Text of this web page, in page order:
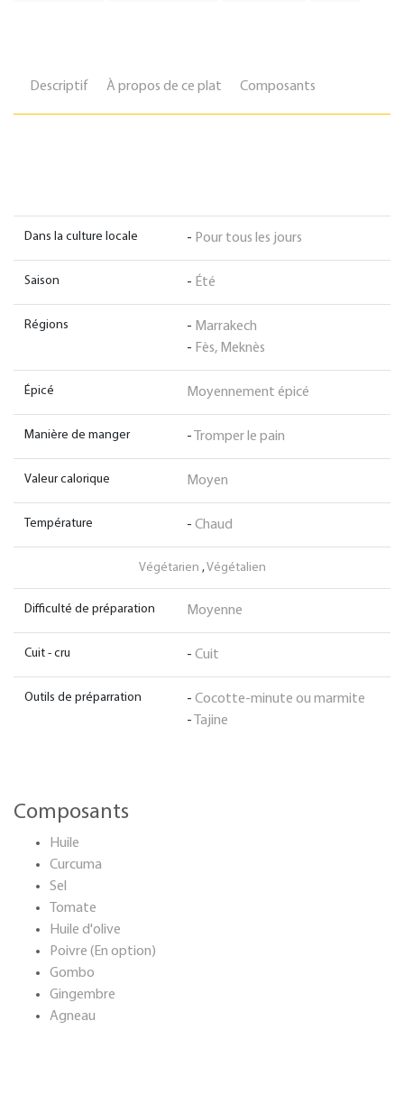
Descriptif À propos de ce plat Composants
Dans la culture locale - Pour tous les jours
Saison - Été
Régions - Marrakech
- Fès, Meknès
Épicé Moyennement épicé
Manière de manger - Tromper le pain
Valeur calorique Moyen
Température - Chaud
Végétarien ,Végétalien
Difficulté de préparation Moyenne
Cuit - cru - Cuit
Outils de préparration - Cocotte-minute ou marmite
-
Tajine
Composants
Huile
Curcuma
Sel
Tomate
Huile d'olive
Poivre (En option)
Gombo
Gingembre
Agneau